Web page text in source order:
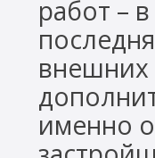
работ –
внешних
именно